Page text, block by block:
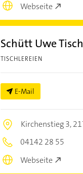
Webseite
Schütt Uwe
TISCHLEREIEN
E-Mail
Kirchenstieg 3,
04142 28 55
Webseite